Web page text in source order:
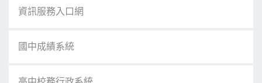
資訊服務入口網
國中成績系統